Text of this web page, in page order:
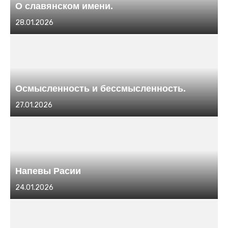
О славянском имени.
Размещено
в
28.01.2026
Осмысленность и бессмысленность.
Размещено
в
27.01.2026
Напевы Расии
Размещено
в
24.01.2026